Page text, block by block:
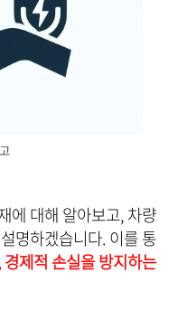
에 대해 알아보고, 차량
명하겠습니다. 이를 통
제적 손실을 방지하는